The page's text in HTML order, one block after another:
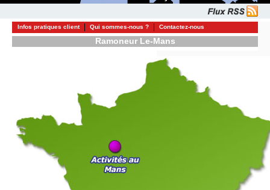
Infos pratiques client Qui sommes-nous ? Contactez-nous
Ramoneur Le-Mans